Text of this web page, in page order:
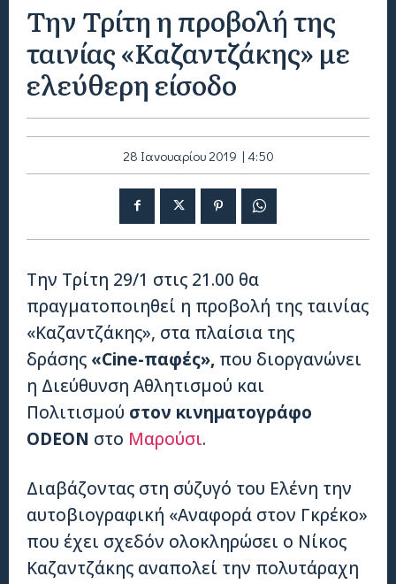
Την Τρίτη η προβολή της
ταινίας «Καζαντζάκης» με
ελεύθερη είσοδο
28 Ιανουαρίου 2019 | 4:50
Την Τρίτη 29/1 στις 21.00 θα
πραγματοποιηθεί η προβολή της ταινίας
«Καζαντζάκης», στα πλαίσια της
δράσης «Cine-παφές», που διοργανώνει
η Διεύθυνση Αθλητισμού και
Πολιτισμού στον κινηματογράφο
ODEON στο Μαρούσι.
Διαβάζοντας στη σύζυγό του Ελένη την
αυτοβιογραφική «Αναφορά στον Γκρέκο»
που έχει σχεδόν ολοκληρώσει ο Νίκος
Καζαντζάκης αναπολεί την πολυτάραχη